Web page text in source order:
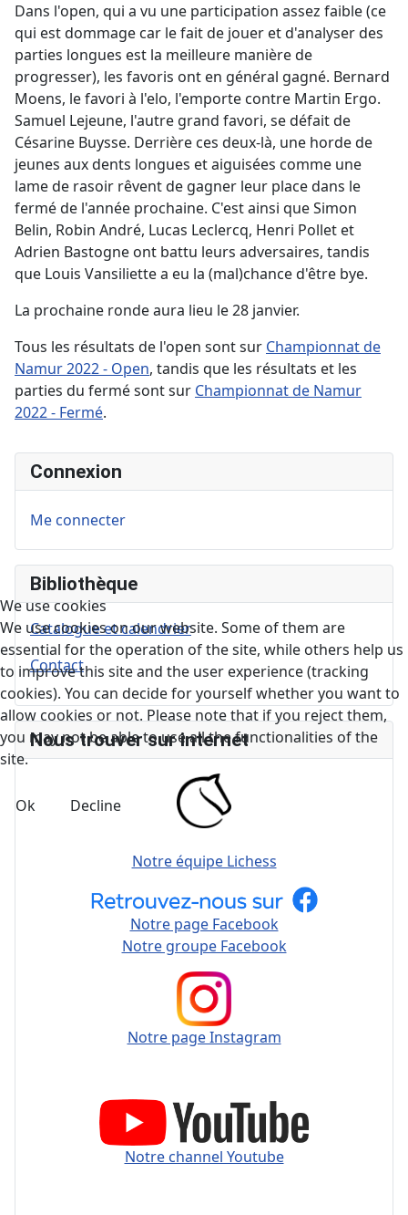
Dans l'open, qui a vu une participation assez faible (ce
qui est dommage car le fait de jouer et d'analyser des
parties longues est la meilleure manière de
progresser), les favoris ont en général gagné. Bernard
Moens, le favori à l'elo, l'emporte contre Martin Ergo.
Samuel Lejeune, l'autre grand favori, se défait de
Césarine Buysse. Derrière ces deux-là, une horde de
jeunes aux dents longues et aiguisées comme une
lame de rasoir rêvent de gagner leur place dans le
fermé de l'année prochaine. C'est ainsi que Simon
Belin, Robin André, Lucas Leclercq, Henri Pollet et
Adrien Bastogne ont battu leurs adversaires, tandis
que Louis Vansiliette a eu la (mal)chance d'être bye.
La prochaine ronde aura lieu le 28 janvier.
Tous les résultats de l'open sont sur Championnat de
Namur 2022 - Open, tandis que les résultats et les
parties du fermé sont sur Championnat de Namur
2022 - Fermé.
Connexion
Me connecter
Bibliothèque
Catalogue et calendrier
Contact
Nous trouver sur internet
Notre équipe Lichess
Notre page Facebook
Notre groupe Facebook
Notre page Instagram
Notre channel Youtube
We use cookies
We use cookies on our website. Some of them are
essential for the operation of the site, while others help us
to improve this site and the user experience (tracking
cookies). You can decide for yourself whether you want to
allow cookies or not. Please note that if you reject them,
you may not be able to use all the functionalities of the
site.
Ok Decline